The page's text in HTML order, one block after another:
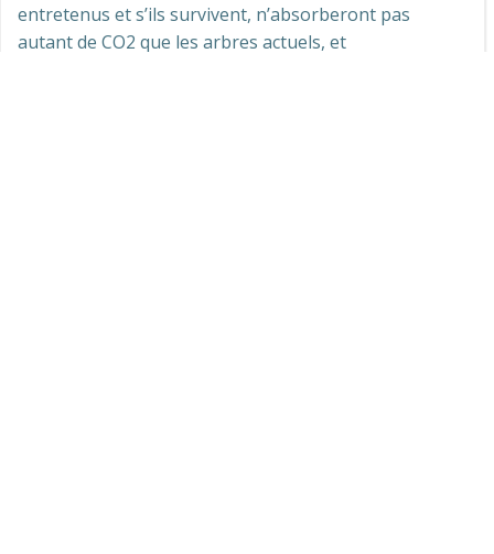
entretenus et s’ils survivent, n’absorberont pas
autant de CO2 que les arbres actuels, et